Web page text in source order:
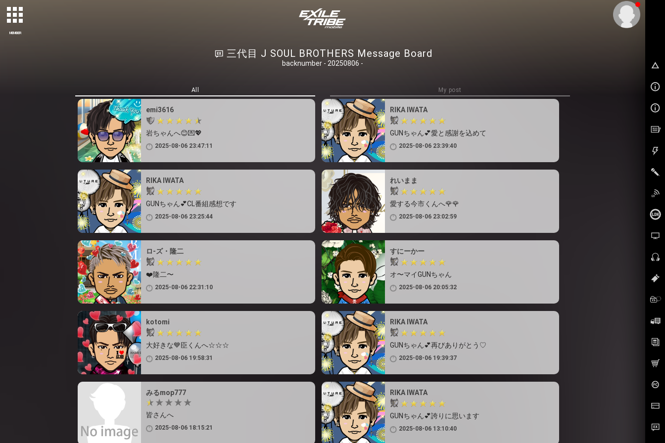
MEMBER
三代目 J SOUL BROTHERS Message Board
backnumber - 20250806 -
All My post
emi3616
岩ちゃんへ😊💌💖
2025-08-06 23:47:11
RIKA IWATA
GUNちゃん💕愛と感謝を込めて
2025-08-06 23:39:40
RIKA IWATA
GUNちゃん💕CL番組感想です
2025-08-06 23:25:44
れいまま
愛する今市くんへ🌹🌹
2025-08-06 23:02:59
ロ-ズ・隆二
❤️隆二〜
2025-08-06 22:31:10
すにーかー
オ〜マイGUNちゃん
2025-08-06 20:05:32
kotomi
大好きな💙臣くんへ☆☆☆
2025-08-06 19:58:31
RIKA IWATA
GUNちゃん💕再びありがとう♡
2025-08-06 19:39:37
みるmop777
皆さんへ
2025-08-06 18:15:21
RIKA IWATA
GUNちゃん💕誇りに思います
2025-08-06 13:10:40